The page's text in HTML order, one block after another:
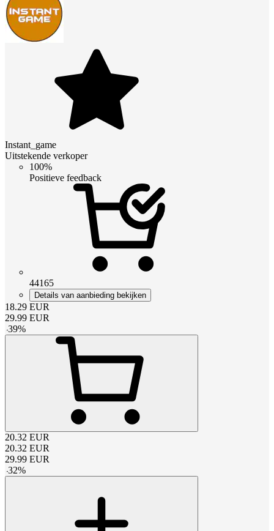
Instant_game
Uitstekende verkoper
100%
Positieve feedback
44165
Details van aanbieding bekijken
18.29 EUR
29.99 EUR
-39%
20.32 EUR
20.32 EUR
29.99 EUR
-32%